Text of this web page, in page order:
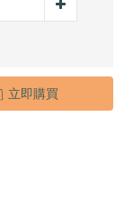
立即購買